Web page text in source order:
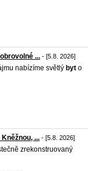
... - [5.8. 2026]
nabízíme světlý byt o
... - [5.8. 2026]
zrekonstruovaný